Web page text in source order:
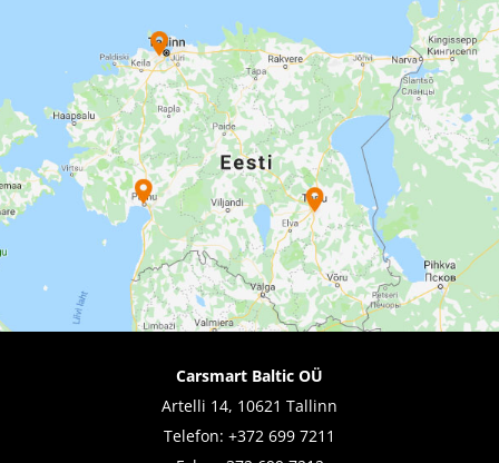
Carsmart Baltic OÜ
Artelli 14, 10621 Tallinn
Telefon: +372 699 7211